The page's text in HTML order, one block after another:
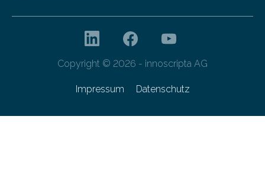
Copyright © 2026 - innoscripta AG
Impressum Datenschutz